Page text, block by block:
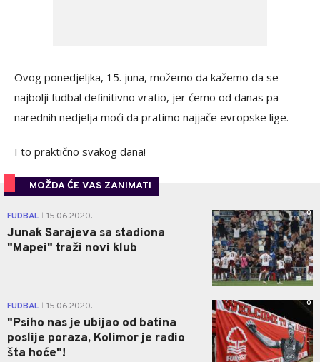
Ovog ponedjeljka, 15. juna, možemo da kažemo da se
najbolji fudbal definitivno vratio, jer ćemo od danas pa
narednih nedjelja moći da pratimo najjače evropske lige.
I to praktično svakog dana!
MOŽDA ĆE VAS ZANIMATI
FUDBAL 15.06.2020.
Junak Sarajeva sa stadiona
"Mapei" traži novi klub
0
FUDBAL 15.06.2020.
"Psiho nas je ubijao od batina
poslije poraza, Kolimor je radio
šta hoće"!
0